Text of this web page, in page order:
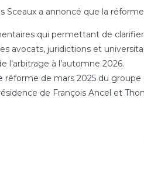
Sceaux a annoncé que la
qui permettant de
avocats, juridictions et
l’arbitrage à l’automne 2026.
réforme de mars 2025 du
de François Ancel et